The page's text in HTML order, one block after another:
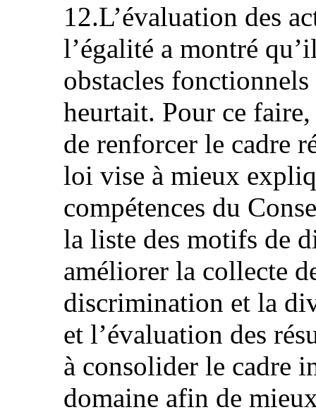
12.L’évaluation des
l’égalité a montré
obstacles
heurtait. Pour ce
de renforcer le cadre
loi vise à mieux
compétences du
la liste des motifs de
améliorer la collecte
discrimination et la
et l’évaluation des
à consolider le cadre
domaine afin de